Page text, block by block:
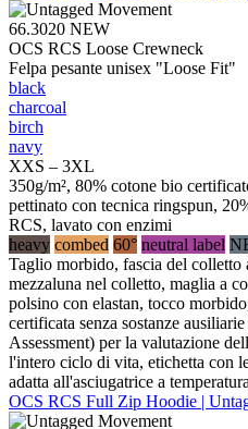
66.3020 NEW
OCS RCS Loose Crewneck
Felpa pesante unisex "Loose Fit"
black
charcoal
birch
navy
XXS – 3XL
350g/m², 80% cotone bio
pettinato con tecnica ringspun,
RCS, lavato con enzimi
heavy combed 60° neutral label
Taglio morbido, fascia del colletto
mezzaluna nel colletto, maglia a
polsino con elastan, tocco
certificata senza sostanze
Assessment) per la valutazione
l'intero ciclo di vita, etichetta con
adatta all'asciugatrice a
OCS RCS Full Zip Hoodie |